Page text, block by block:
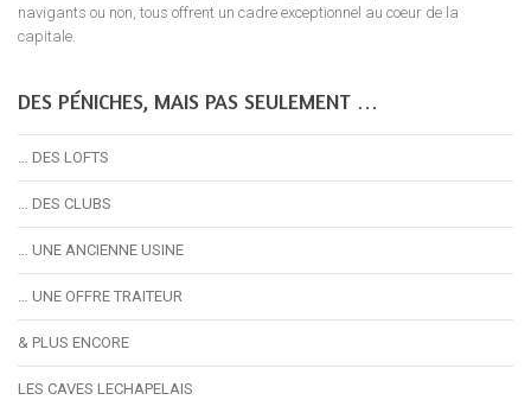
navigants ou non, tous offrent un cadre exceptionnel au coeur de la
capitale.
DES PÉNICHES, MAIS PAS SEULEMENT …
… DES LOFTS
… DES CLUBS
… UNE ANCIENNE USINE
… UNE OFFRE TRAITEUR
& PLUS ENCORE
LES CAVES LECHAPELAIS